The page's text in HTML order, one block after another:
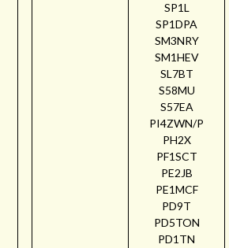
SP1L
SP1DPA
SM3NRY
SM1HEV
SL7BT
S58MU
S57EA
PI4ZWN/P
PH2X
PF1SCT
PE2JB
PE1MCF
PD9T
PD5TON
PD1TN